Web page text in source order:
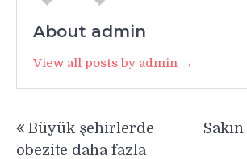
About admin
View all posts by admin →
gezinmesi
Büyük şehirlerde
obezite daha fazla